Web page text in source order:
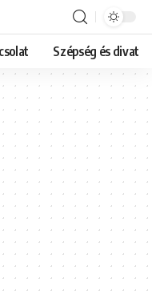
Szépség és divat